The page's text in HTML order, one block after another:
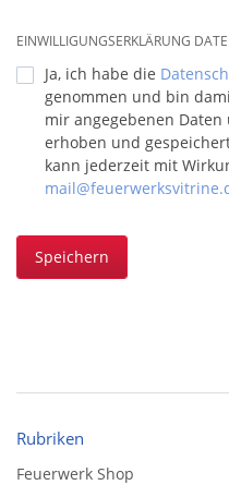
EINWILLIGUNGSERKLÄRUNG
Ja, ich habe die
genommen und bin
mir angegebenen
erhoben und
kann jederzeit mit
Speichern
Rubriken
Feuerwerk Shop